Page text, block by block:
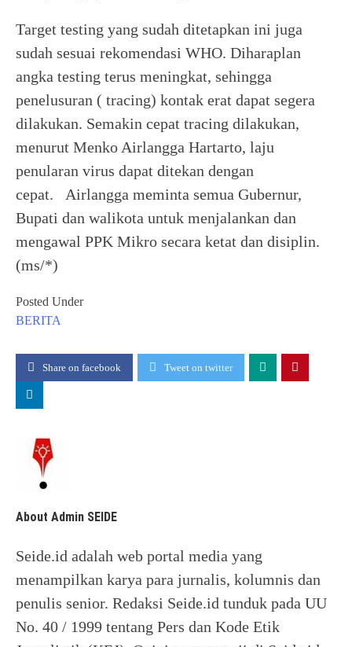
Target testing yang sudah ditetapkan ini juga
sudah sesuai rekomendasi WHO. Diharaplan
angka testing terus meningkat, sehingga
penelusuran ( tracing) kontak erat dapat segera
dilakukan. Semakin cepat tracing dilakukan,
menurut Menko Airlangga Hartarto, laju
penularan virus dapat ditekan dengan
cepat. Airlangga meminta semua Gubernur,
Bupati dan walikota untuk menjalankan dan
mengawal PPK Mikro secara ketat dan disiplin.
(ms/*)
Posted Under
BERITA
Share on facebook Tweet on twitter
About Admin SEIDE
Seide.id adalah web portal media yang
menampilkan karya para jurnalis, kolumnis dan
penulis senior. Redaksi Seide.id tunduk pada UU
No. 40 / 1999 tentang Pers dan Kode Etik